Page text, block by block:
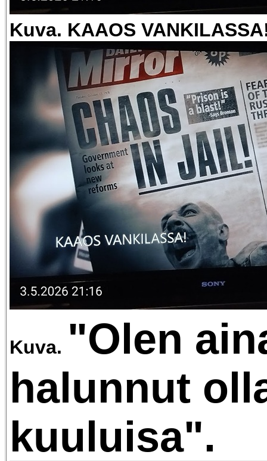
Kuva. KAAOS
Kuva. "Olen
halunnut
kuuluisa".